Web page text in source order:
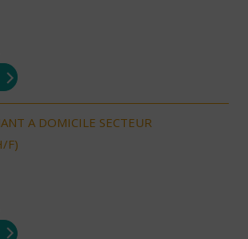
A DOMICILE SECTEUR
F)